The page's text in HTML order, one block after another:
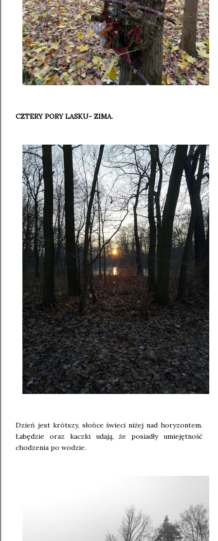
CZTERY PORY LASKU- ZIMA.
Dzień jest krótszy, słońce świeci niżej nad horyzontem.
Łabędzie oraz kaczki udają, że posiadły umiejętność
chodzenia po wodzie.